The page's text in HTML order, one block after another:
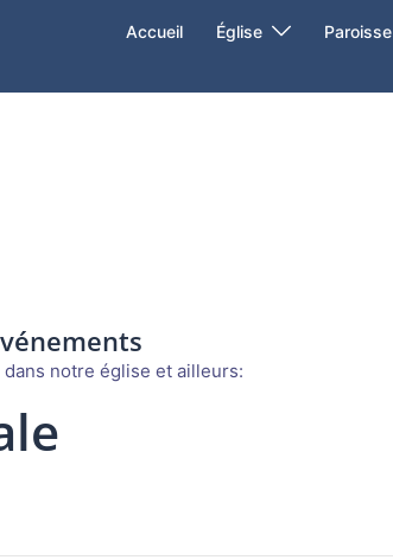
Accueil Église Paroisse
notre église et ailleurs: